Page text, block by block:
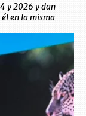
y 2026 y dan
en la misma